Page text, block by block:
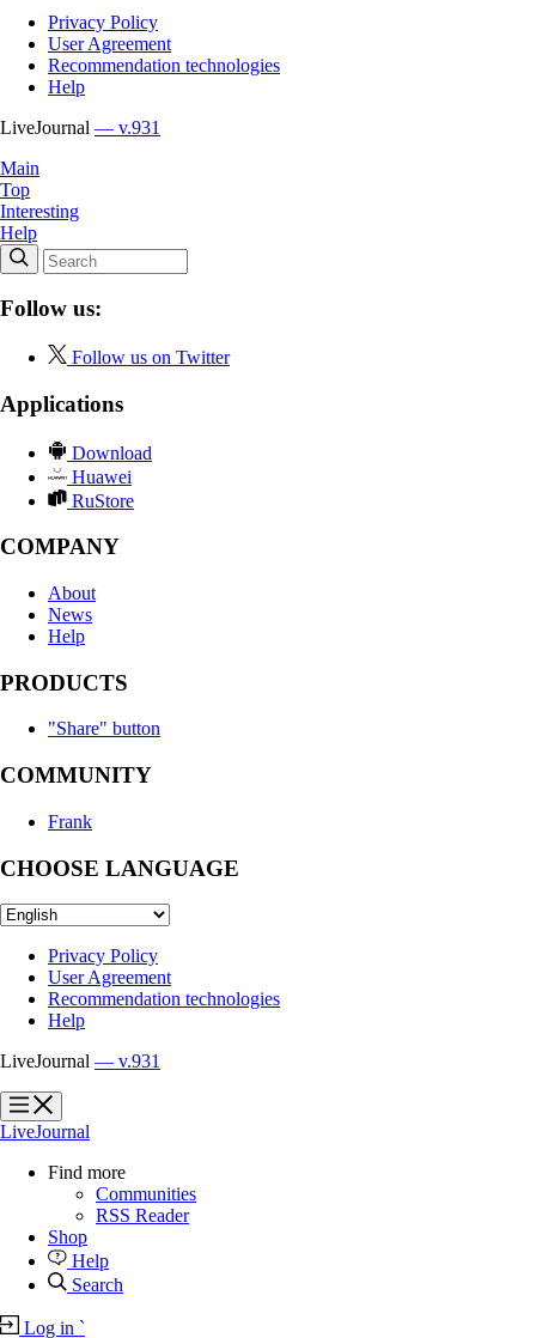
Privacy Policy
User Agreement
Recommendation technologies
Help
LiveJournal — v.931
Main
Top
Interesting
Help
Follow us:
Follow us on Twitter
Applications
Download
Huawei
RuStore
COMPANY
About
News
Help
PRODUCTS
"Share" button
COMMUNITY
Frank
CHOOSE LANGUAGE
Privacy Policy
User Agreement
Recommendation technologies
Help
LiveJournal — v.931
?
?
LiveJournal
Find more
Communities
RSS Reader
Shop
Help
Search
Log in `